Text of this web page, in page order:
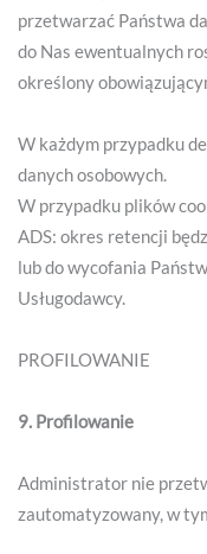
przetwarzać Państwa
do Nas ewentualnych
określony
W każdym przypadku
danych osobowych.
W przypadku plików
ADS: okres retencji
lub do wycofania
Usługodawcy.
PROFILOWANIE
9. Profilowanie
Administrator nie
zautomatyzowany, w